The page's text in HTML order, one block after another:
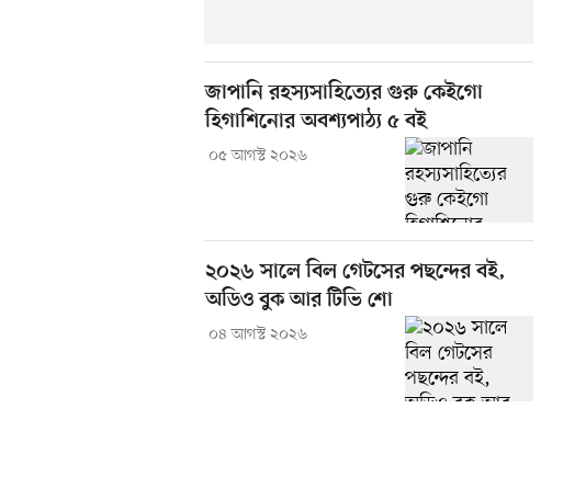
জাপানি রহস্যসাহিত্যের গুরু কেইগো
হিগাশিনোর অবশ্যপাঠ্য ৫ বই
০৫ আগস্ট ২০২৬
২০২৬ সালে বিল গেটসের পছন্দের বই,
অডিও বুক আর টিভি শো
০৪ আগস্ট ২০২৬